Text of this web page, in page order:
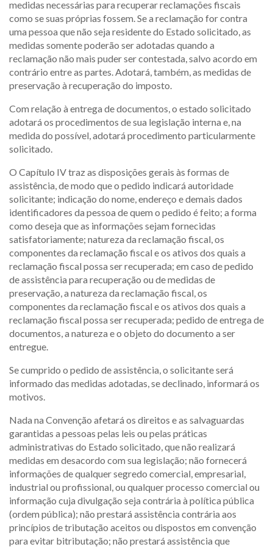
medidas necessárias para recuperar reclamações fiscais
como se suas próprias fossem. Se a reclamação for contra
uma pessoa que não seja residente do Estado solicitado, as
medidas somente poderão ser adotadas quando a
reclamação não mais puder ser contestada, salvo acordo em
contrário entre as partes. Adotará, também, as medidas de
preservação à recuperação do imposto.
Com relação à entrega de documentos, o estado solicitado
adotará os procedimentos de sua legislação interna e, na
medida do possível, adotará procedimento particularmente
solicitado.
O Capítulo IV traz as disposições gerais às formas de
assistência, de modo que o pedido indicará autoridade
solicitante; indicação do nome, endereço e demais dados
identificadores da pessoa de quem o pedido é feito; a forma
como deseja que as informações sejam fornecidas
satisfatoriamente; natureza da reclamação fiscal, os
componentes da reclamação fiscal e os ativos dos quais a
reclamação fiscal possa ser recuperada; em caso de pedido
de assistência para recuperação ou de medidas de
preservação, a natureza da reclamação fiscal, os
componentes da reclamação fiscal e os ativos dos quais a
reclamação fiscal possa ser recuperada; pedido de entrega de
documentos, a natureza e o objeto do documento a ser
entregue.
Se cumprido o pedido de assistência, o solicitante será
informado das medidas adotadas, se declinado, informará os
motivos.
Nada na Convenção afetará os direitos e as salvaguardas
garantidas a pessoas pelas leis ou pelas práticas
administrativas do Estado solicitado, que não realizará
medidas em desacordo com sua legislação; não fornecerá
informações de qualquer segredo comercial, empresarial,
industrial ou profissional, ou qualquer processo comercial ou
informação cuja divulgação seja contrária à política pública
(ordem pública); não prestará assistência contrária aos
princípios de tributação aceitos ou dispostos em convenção
para evitar bitributação; não prestará assistência que